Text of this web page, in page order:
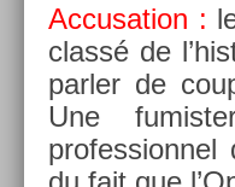
Ac­cusa­tion :
classé de
parl­er de
Une